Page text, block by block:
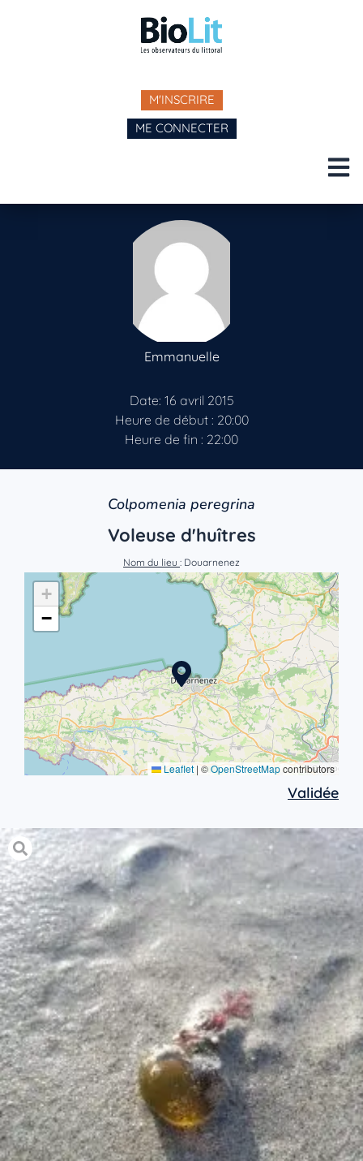
M'INSCRIRE
ME CONNECTER
Emmanuelle
Date: 16 avril 2015
Heure de début : 20:00
Heure de fin : 22:00
Colpomenia peregrina
Voleuse d'huîtres
Nom du lieu : Douarnenez
+
−
Leaflet | ©OpenStreetMapcontributors
Validée